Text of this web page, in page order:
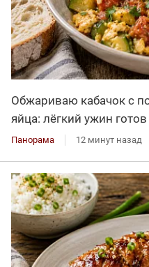
Обжариваю кабачок с
яйца: лёгкий ужин
Панорама 12 минут назад